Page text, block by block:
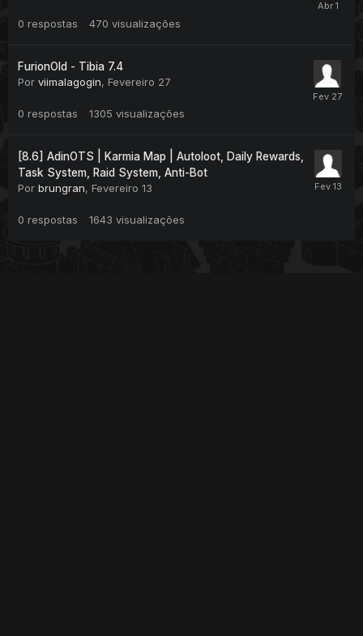
0 respostas 470 visualizações
FurionOld - Tibia 7.4
Por viimalagogin, Fevereiro 27
0 respostas 1305 visualizações
[8.6] AdinOTS | Karmia Map | Autoloot, Daily Rewards,
Task System, Raid System, Anti-Bot
Por brungran, Fevereiro 13
0 respostas 1643 visualizações